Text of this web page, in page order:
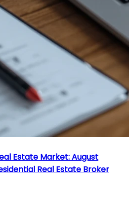
Estate Market: August
Real Estate Broker